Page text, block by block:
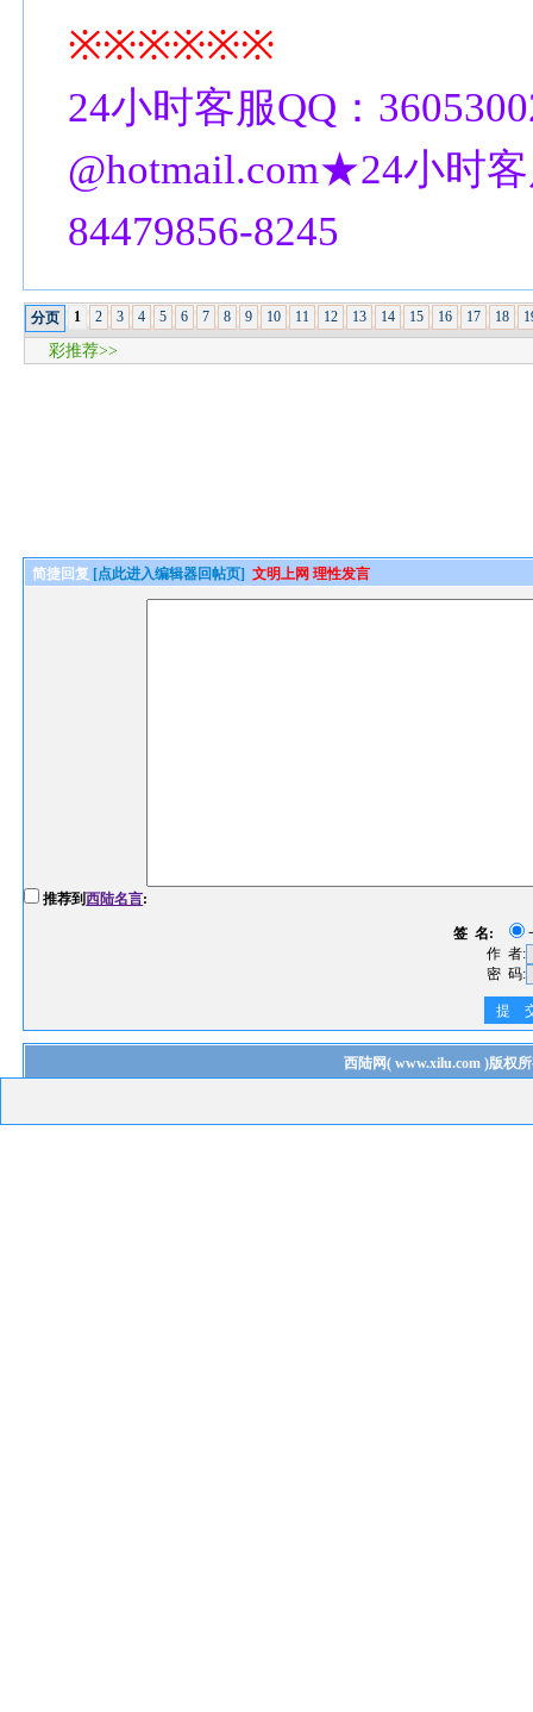
※※※※※※
24小时客服QQ：
@hotmail.com★24小时
84479856-8245
分页 1 2 3 4 5 6 7 8 9 10 11 12 13 14 15 16 17 18
彩推荐>>
简捷回复 [点此进入编辑器回帖页] 文明上网 理性发言
推荐到西陆名言:
签 名:
作 者:
密 码:
提
西陆网( www.xilu.com)版权